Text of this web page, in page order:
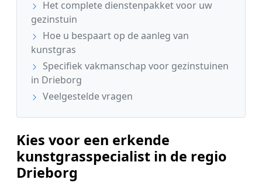
Het complete dienstenpakket voor uw
gezinstuin
Hoe u bespaart op de aanleg van
kunstgras
Specifiek vakmanschap voor gezinstuinen
in Drieborg
Veelgestelde vragen
Kies voor een erkende
kunstgrasspecialist in de regio
Drieborg